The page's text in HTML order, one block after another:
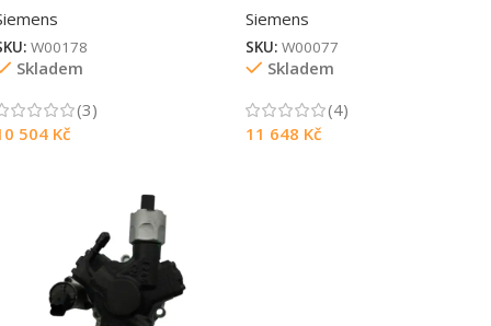
W00178
Skladem
(3)
504 Kč
Siemens
SKU: W00077
Skladem
(4)
11 648 Kč
Souhlasím s GDPR